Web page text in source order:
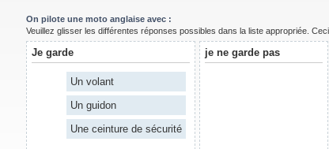
On pilote une moto anglaise avec :
Veuillez glisser les différentes réponses possibles dans la liste appropriée.
Je garde
Un volant
Un guidon
Une ceinture de sécurité
je ne garde pas